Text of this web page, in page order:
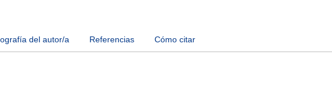
del autor/a Referencias Cómo citar